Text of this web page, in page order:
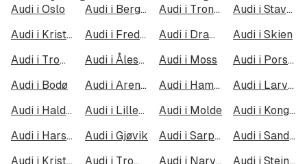
Audi i Oslo Audi i Bergen Audi i Trondheim
Audi i Stavanger
Audi i Kristiansand
Audi i Fredrikstad Audi i Drammen
Audi i Skien
Audi i Tromsø
Audi i Ålesund Audi i Moss
Audi i Porsgrunn
Audi i Bodø
Audi i Arendal Audi i Hamar
Audi i Larvik
Audi i Halden
Audi i Lillehammer Audi i Molde
Audi i Kongsberg
Audi i Harstad
Audi i Gjøvik Audi i Sarpsborg
Audi i Sandefjord
Audi i Kristiansund
Audi i Tromsdalen Audi i Narvik
Audi i Steinkjer